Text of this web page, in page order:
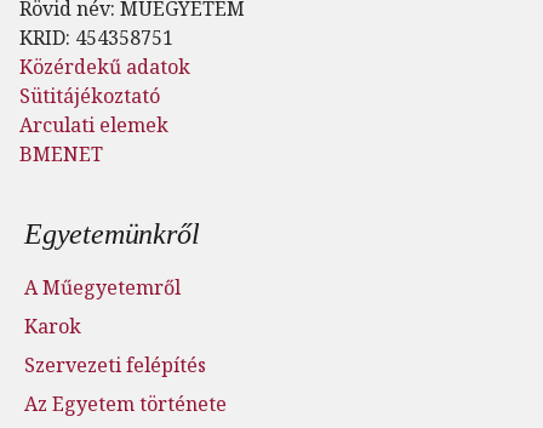
Rövid név: MUEGYETEM
KRID: 454358751
Közérdekű adatok
Sütitájékoztató
Arculati elemek
BMENET
Lábléc menü
Egyetemünkről
A Műegyetemről
Karok
Szervezeti felépítés
Az Egyetem története